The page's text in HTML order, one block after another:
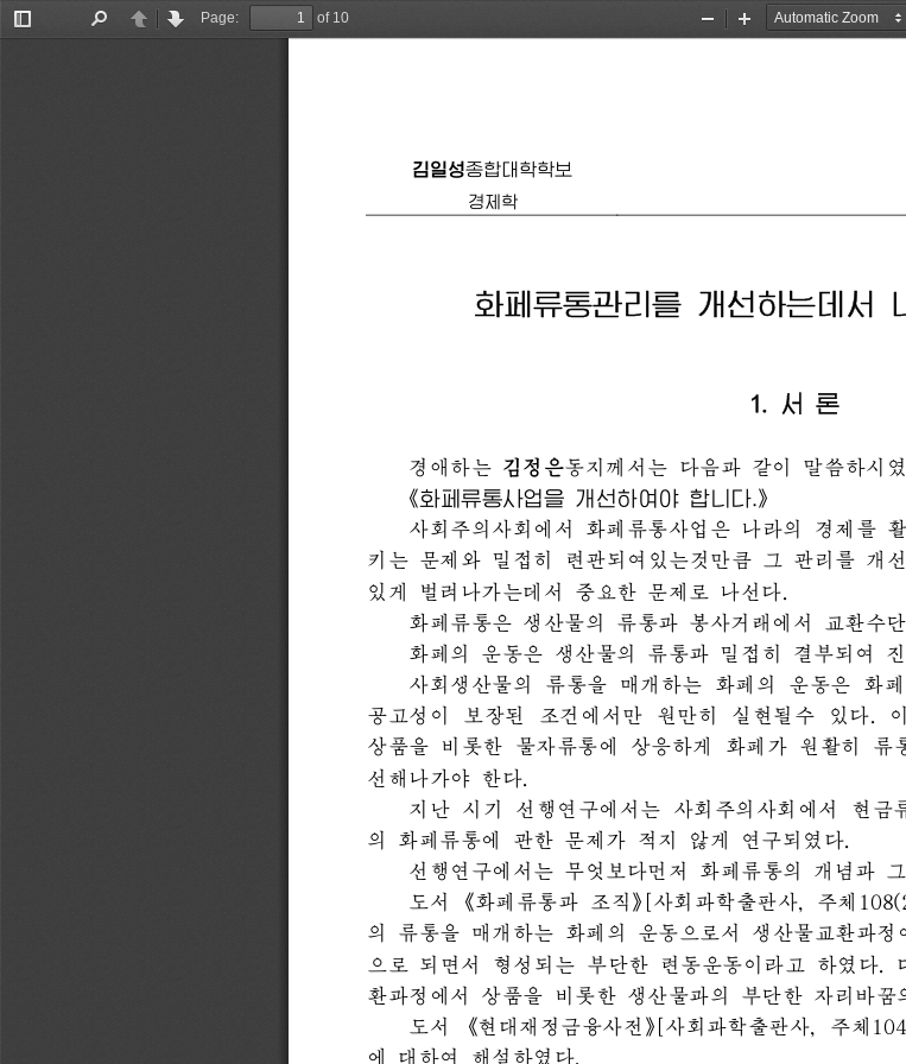
Toggle
PreviousNext
Page:
of 10
Zoom
Zoom
종합대학학보
경제학
화페류통관리를 개선하는데서
1. 서 론
경애하는 동지께서는 다음과 같이 말씀하시
《화페류통사업을 개선하여야 합니다.》
사회주의사회에서 화페류통사업은 나라의 경제를
키는 문제와 묀접히 련관되여있는것만큼 그 관리를 개
있게 벌려나가는데서 중요한 문제로 나선다.
화페류통은 생산물의 류통과 봉사거래에서 교환수
화페의 운동은 생산물의 류통과 묀접히 결부되여
사회생산물의 류통을 매개하는 화페의 운동은 화
공고성이 보장된 조건에서만 원만히 실현될수 있다.
상품을 비롯한 물자류통에 상응하게 화페가 원활히 류
선해나가야 한다.
지난 시기 선행연구에서는 사회주의사회에서 현금
의 화페류통에 관한 문제가 적지 않게 연구되였다.
선행연구에서는 무엇보다먼저 화페류통의 개념과
도서
《화페류통과 조직 》[사회과학출판사, 주체
의 류통을 매개하는 화페의 운동으로서 생산물교환과
으로 되면서 형성되는 부단한 련동운동이라고 하였다.
환과정에서 상품을 비롯한 생산물과의 부단한 자리바꿈
도서
《현대재정금융사전 》[사회과학출판사,  주체